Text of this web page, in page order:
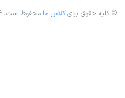
© کلیه حقوق برایکلاس ما محفوظ است. ۱۴۰۴